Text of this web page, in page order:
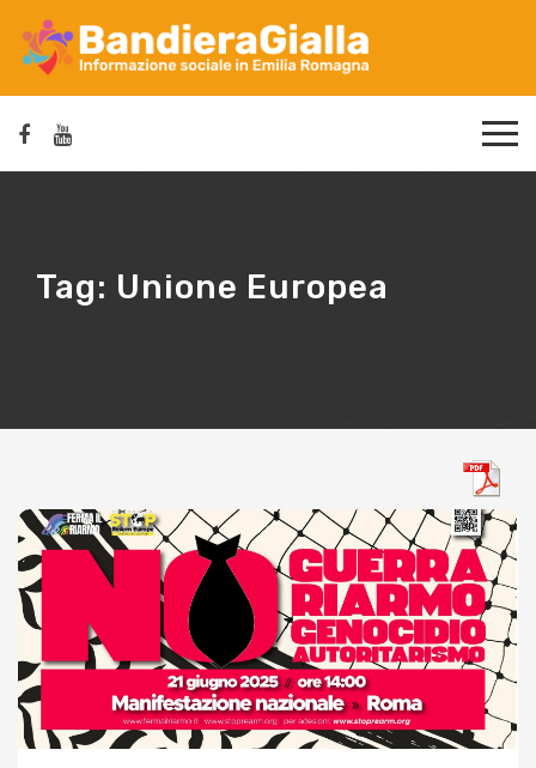
Tag: Unione Europea